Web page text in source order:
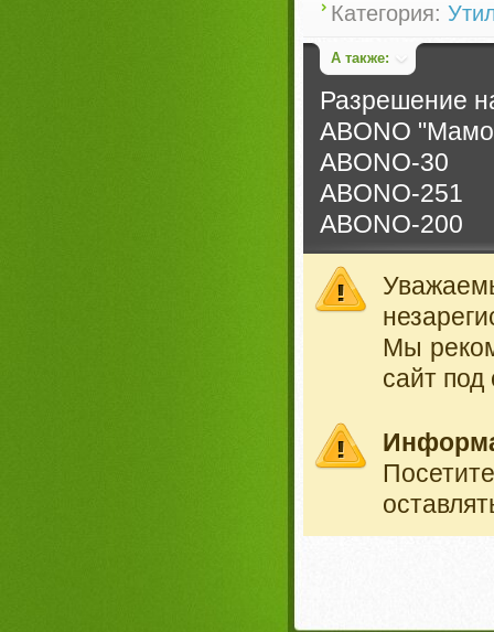
Категория:
А также:
Разрешение
ABONO
ABONO-30
ABONO-251
ABONO-200
Мы
сайт